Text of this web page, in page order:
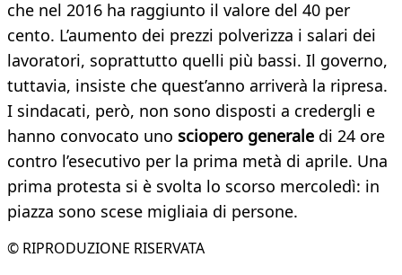
che nel 2016 ha raggiunto il valore del 40 per
cento. L’aumento dei prezzi polverizza i salari dei
lavoratori, soprattutto quelli più bassi. Il governo,
tuttavia, insiste che quest’anno arriverà la ripresa.
I sindacati, però, non sono disposti a credergli e
hanno convocato uno sciopero generale di 24 ore
contro l’esecutivo per la prima metà di aprile. Una
prima protesta si è svolta lo scorso mercoledì: in
piazza sono scese migliaia di persone.
© RIPRODUZIONE RISERVATA